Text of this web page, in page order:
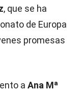
, que se ha
de Europa
promesas
a Ana Mª